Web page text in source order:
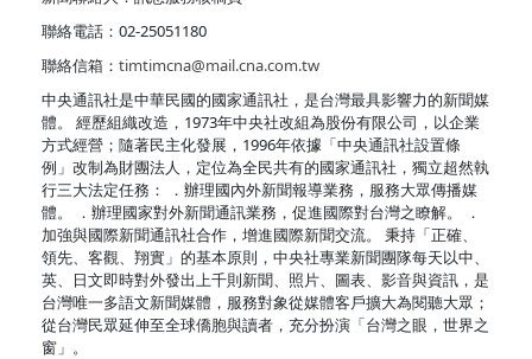
聯絡電話：02-25051180
聯絡信箱： timtimcna@mail.cna.com.tw
中央通訊社是中華民國的國家通訊社，是台灣最具影響力的新聞媒
體。 經歷組織改造，1973年中央社改組為股份有限公司，以企業
方式經營；隨著民主化發展，1996年依據「中央通訊社設置條
例」改制為財團法人，定位為全民共有的國家通訊社，獨立超然執
行三大法定任務： ．辦理國內外新聞報導業務，服務大眾傳播媒
體。 ．辦理國家對外新聞通訊業務，促進國際對台灣之瞭解。 ．
加強與國際新聞通訊社合作，增進國際新聞交流。 秉持「正確、
領先、客觀、翔實」的基本原則，中央社專業新聞團隊每天以中、
英、日文即時對外發出上千則新聞、照片、圖表、影音與資訊，是
台灣唯一多語文新聞媒體，服務對象從媒體客戶擴大為閱聽大眾；
從台灣民眾延伸至全球僑胞與讀者，充分扮演「台灣之眼，世界之
窗」。